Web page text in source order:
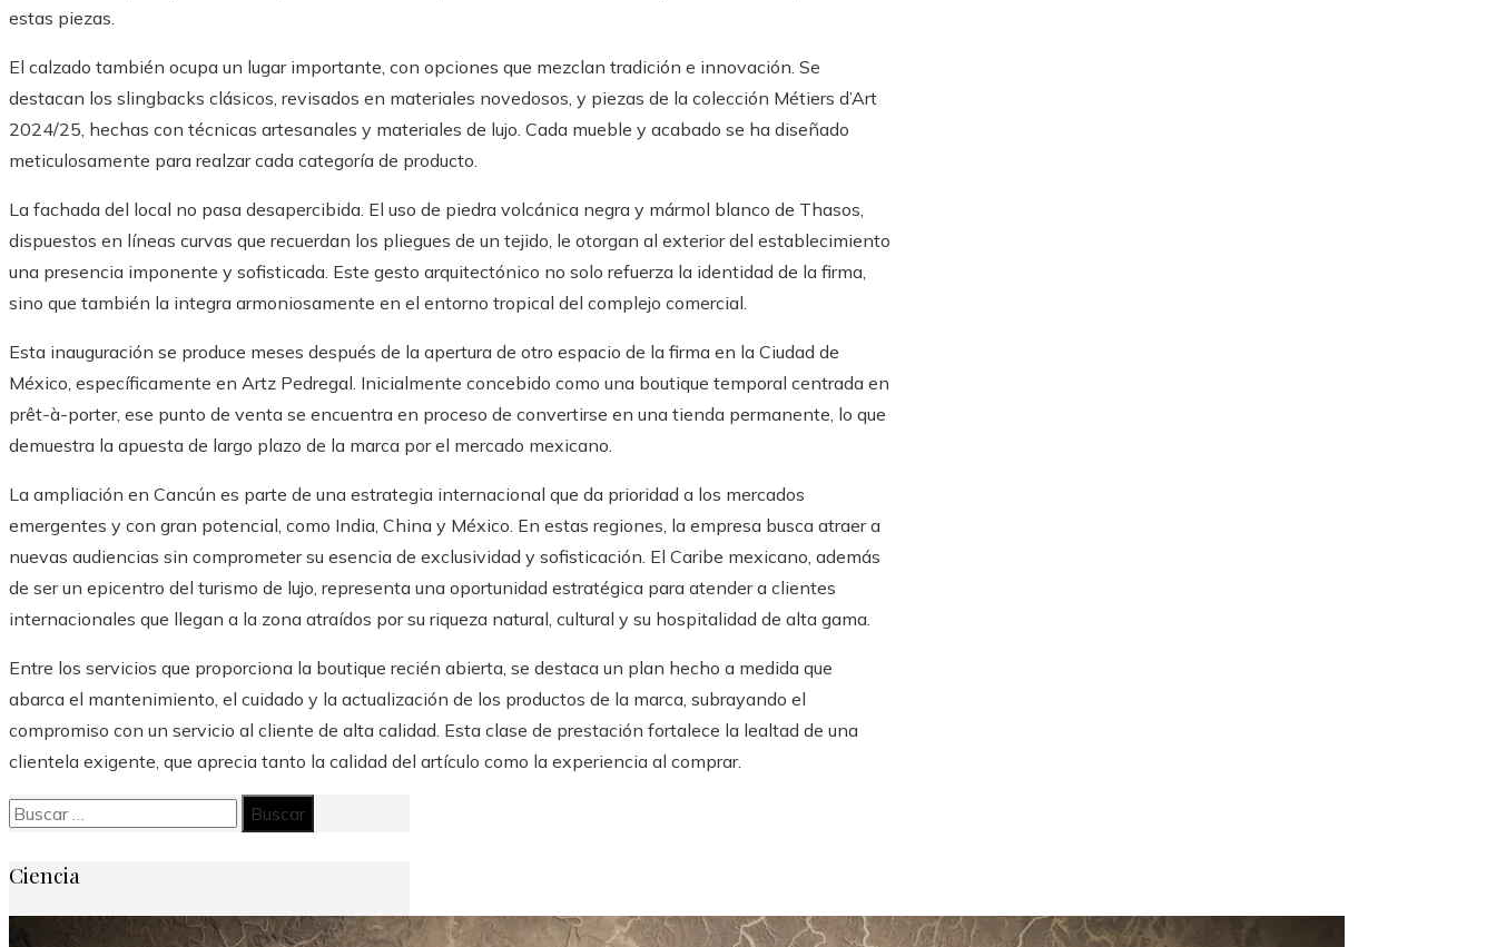
estas piezas.
El calzado también ocupa un lugar importante, con opciones que mezclan tradición e innovación. Se
destacan los slingbacks clásicos, revisados en materiales novedosos, y piezas de la colección Métiers d’Art
2024/25, hechas con técnicas artesanales y materiales de lujo. Cada mueble y acabado se ha diseñado
meticulosamente para realzar cada categoría de producto.
La fachada del local no pasa desapercibida. El uso de piedra volcánica negra y mármol blanco de Thasos,
dispuestos en líneas curvas que recuerdan los pliegues de un tejido, le otorgan al exterior del establecimiento
una presencia imponente y sofisticada. Este gesto arquitectónico no solo refuerza la identidad de la firma,
sino que también la integra armoniosamente en el entorno tropical del complejo comercial.
Esta inauguración se produce meses después de la apertura de otro espacio de la firma en la Ciudad de
México, específicamente en Artz Pedregal. Inicialmente concebido como una boutique temporal centrada en
prêt-à-porter, ese punto de venta se encuentra en proceso de convertirse en una tienda permanente, lo que
demuestra la apuesta de largo plazo de la marca por el mercado mexicano.
La ampliación en Cancún es parte de una estrategia internacional que da prioridad a los mercados
emergentes y con gran potencial, como India, China y México. En estas regiones, la empresa busca atraer a
nuevas audiencias sin comprometer su esencia de exclusividad y sofisticación. El Caribe mexicano, además
de ser un epicentro del turismo de lujo, representa una oportunidad estratégica para atender a clientes
internacionales que llegan a la zona atraídos por su riqueza natural, cultural y su hospitalidad de alta gama.
Entre los servicios que proporciona la boutique recién abierta, se destaca un plan hecho a medida que
abarca el mantenimiento, el cuidado y la actualización de los productos de la marca, subrayando el
compromiso con un servicio al cliente de alta calidad. Esta clase de prestación fortalece la lealtad de una
clientela exigente, que aprecia tanto la calidad del artículo como la experiencia al comprar.
Buscar:
Ciencia